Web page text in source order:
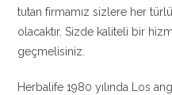
tutan firmamız sizlere her
olacaktır. Sizde kaliteli bir
geçmelisiniz.
Herbalife 1980 yılında Los